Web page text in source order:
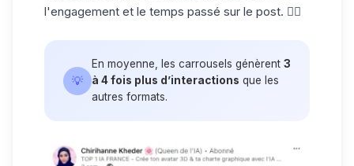
l'engagement et le temps passé sur le post. ☝🏼
💡
En moyenne, les carrousels génèrent 3
à 4 fois plus d’interactions que les
autres formats.